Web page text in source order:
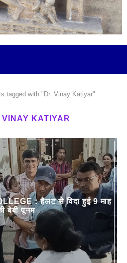
tagged with "Dr. Vinay Katiyar"
VINAY KATIYAR
: हैलट से विदा हुई 9 माह
बेबी पूनम